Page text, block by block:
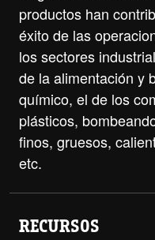
productos han
éxito de las
los sectores
de la alimentación y
químico, el de los
plásticos,
finos, gruesos,
etc.
RECURSOS